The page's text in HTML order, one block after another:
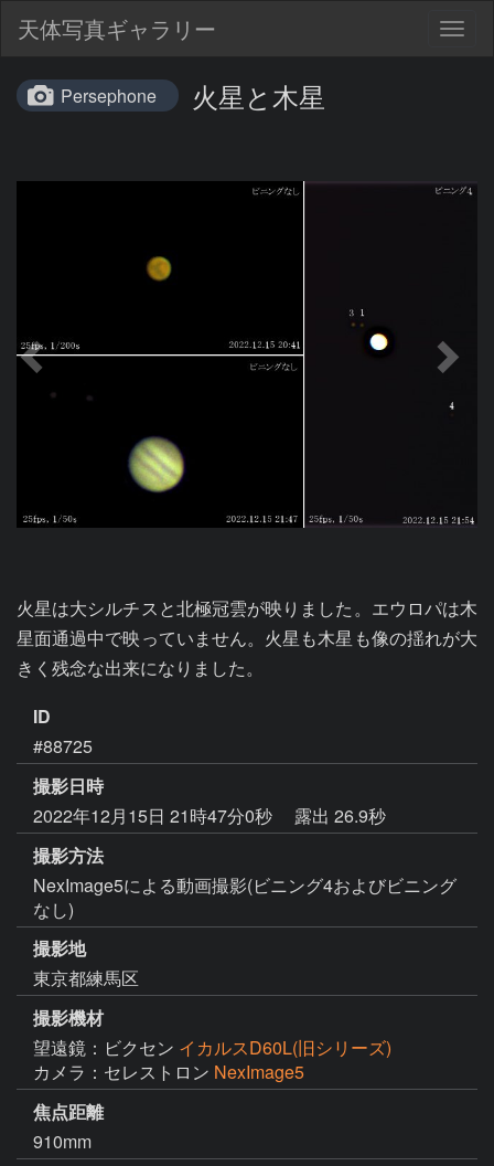
天体写真ギャラリー
Persephone 火星と木星
火星は大シルチスと北極冠雲が映りました。エウロパは木
星面通過中で映っていません。火星も木星も像の揺れが大
ID
#88725
撮影日時
2022年12月15日 21時47分0秒
露出 26.9秒
撮影方法
NexImage5による動画撮影(ビニング4およびビニング
なし)
撮影地
東京都練馬区
撮影機材
望遠鏡：ビクセン イカルスD60L(旧シリーズ)
カメラ：セレストロン NexImage5
焦点距離
910mm